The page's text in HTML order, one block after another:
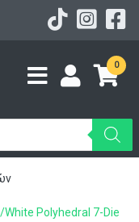
0
Polyhedral 7-Die